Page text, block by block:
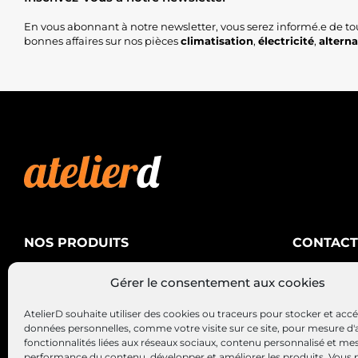
Gérer le consentement aux cookies
AtelierD souhaite utiliser des cookies ou traceurs pour stocker et
données personnelles, comme votre visite sur ce site, pour mesure
fonctionnalités liées aux réseaux sociaux, contenu personnalisé et
En vous abonnant à notre newsletter, vous serez informé.e de
bonnes affaires sur nos piècesclimatisation, électricité,
NOS PRODUITS
Alternateurs – Démarreurs
CONTACT
AtelierD
88200
03 29 22 34